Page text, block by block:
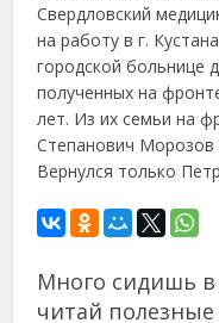
Свердловский
на работу в г.
городской больнице
полученных на
лет. Из их семьи на
Степанович Морозов
Вернулся только
Много сидишь в
читай